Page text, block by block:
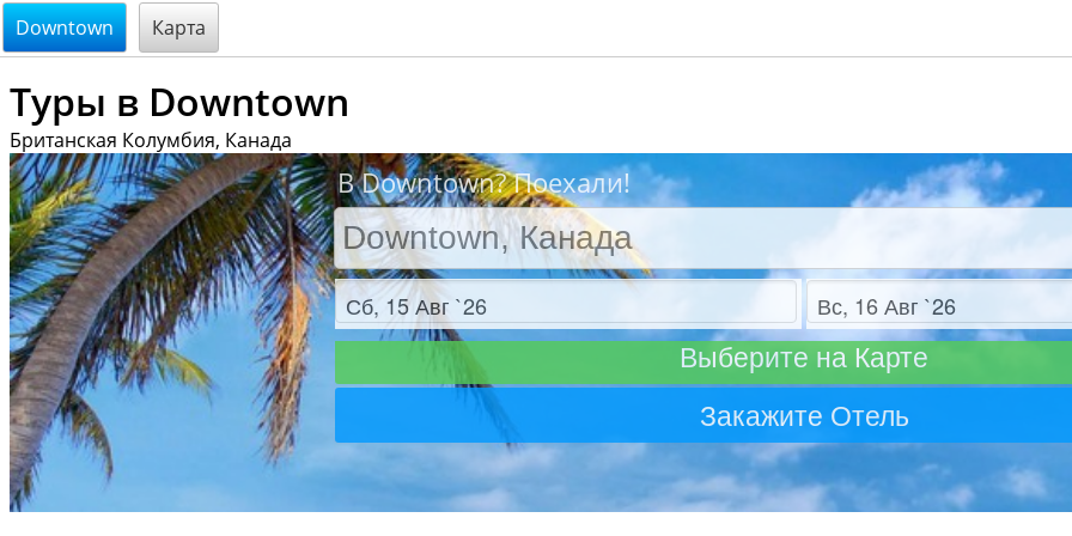
@endsectiom
Downtown Карта
Туры в Downtown
Британская Колумбия, Канада
В Downtown? Поехали!
Заезд Отъезд
Выберите на Карте
Закажите Отель